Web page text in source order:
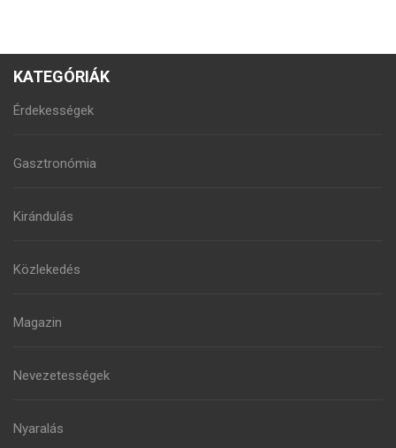
KATEGÓRIÁK
Érdekességek
Gasztronómia
Kirándulás
Közlekedés
Magazin
Nevezetességek
Nyaralás